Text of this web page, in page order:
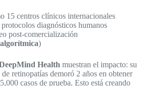
15 centros clínicos internacionales
diagnósticos humanos
post-comercialización
)
Health muestran el impacto: su
retinopatías demoró 2 años en obtener
casos de prueba. Esto está creando